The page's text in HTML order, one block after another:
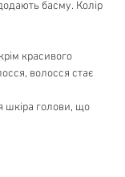
басму. Колір
красивого
волосся стає
шкіра голови, що